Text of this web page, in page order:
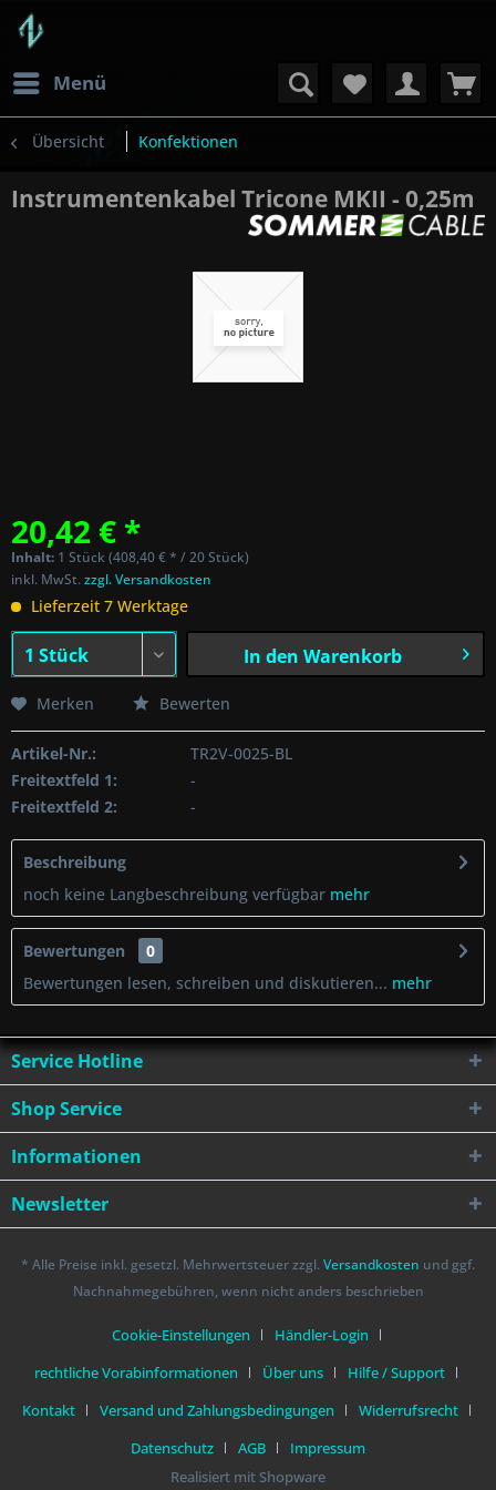
Menü
Übersicht Konfektionen
Instrumentenkabel Tricone MKII - 0,25m
20,42 € *
Inhalt: 1 Stück (408,40 € * / 20 Stück)
inkl. MwSt.zzgl. Versandkosten
Lieferzeit 7 Werktage
In den Warenkorb
Merken Bewerten
Artikel-Nr.:
TR2V-0025-BL
Freitextfeld 1:
-
Freitextfeld 2:
-
Beschreibung
noch keine Langbeschreibung verfügbar mehr
Bewertungen
0
Bewertungen lesen, schreiben und diskutieren... mehr
Service Hotline
Shop Service
Informationen
Newsletter
* Alle Preise inkl. gesetzl. Mehrwertsteuer zzgl. Versandkosten und ggf.
Nachnahmegebühren, wenn nicht anders beschrieben
Cookie-Einstellungen
Händler-Login
rechtliche Vorabinformationen
Über uns
Hilfe / Support
Kontakt
Versand und Zahlungsbedingungen
Widerrufsrecht
Datenschutz
AGB
Impressum
Realisiert mit Shopware